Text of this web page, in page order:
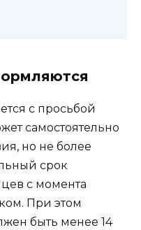
с просьбой
самостоятельно
но не более
срок
с момента
При этом
быть менее 14